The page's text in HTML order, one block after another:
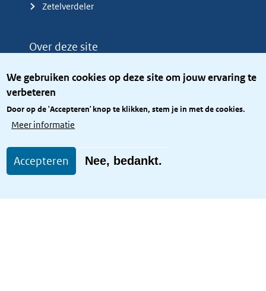
We gebruiken cookies op deze site om jouw ervaring te
verbeteren
Door op de 'Accepteren' knop te klikken, stem je in met de cookies.
Meer informatie
Accepteren Nee, bedankt.
Zetelverdeler
Over deze site
Privacy
Toegang site openbaar
Toegankelijkheid